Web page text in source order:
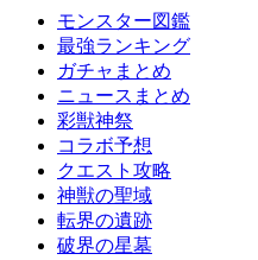
モンスター図鑑
最強ランキング
ガチャまとめ
ニュースまとめ
彩獣神祭
コラボ予想
クエスト攻略
神獣の聖域
転界の遺跡
破界の星墓